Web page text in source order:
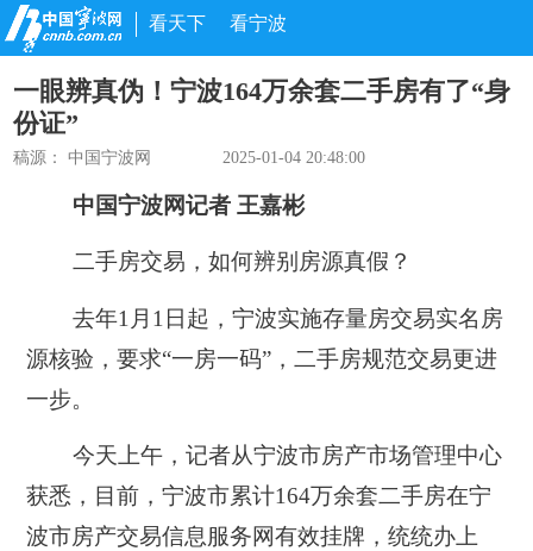
看天下 看宁波
一眼辨真伪！宁波164万余套二手房有了“身
份证”
稿源： 中国宁波网 2025-01-04 20:48:00
中国宁波网记者 王嘉彬
二手房交易，如何辨别房源真假？
去年1月1日起，宁波实施存量房交易实名房
源核验，要求“一房一码”，二手房规范交易更进
一步。
今天上午，记者从宁波市房产市场管理中心
获悉，目前，宁波市累计164万余套二手房在宁
波市房产交易信息服务网有效挂牌，统统办上